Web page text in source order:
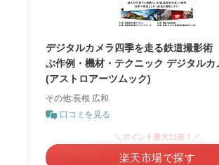
デジタルカメラ四季を走る鉄道撮影
ぶ作例・機材・テクニック デジタルカ
(アストロアーツムック)
その他:長根 広和
口コミを見る
＼ポイント最大11倍！／
楽天市場で探す